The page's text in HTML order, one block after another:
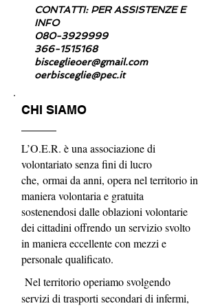
CONTATTI: PER ASSISTENZE E
INFO
080-3929999
366-1515168
bisceglieoer@gmail.com
oerbisceglie@pec.it
CHI SIAMO
L’O.E.R. è una associazione di
volontariato senza fini di lucro
che, ormai da anni, opera nel territorio in
maniera volontaria e gratuita
sostenendosi dalle oblazioni volontarie
dei cittadini offrendo un servizio svolto
in maniera eccellente con mezzi e
personale qualificato.
Nel territorio operiamo svolgendo
servizi di trasporti secondari di infermi,